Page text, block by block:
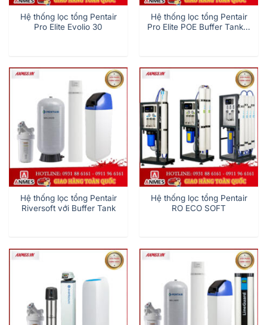
Hệ thống lọc tổng Pentair
Pro Elite Evolio 30
Hệ thống lọc tổng Pentair
Pro Elite POE Buffer Tank &
Hệ thống lọc tổng Pentair
Riversoft với Buffer Tank
Hệ thống lọc tổng Pentair
RO ECO SOFT